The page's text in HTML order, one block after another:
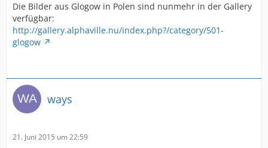
Die Bilder aus Glogow in Polen sind nunmehr in der Gallery
verfügbar:
http://gallery.alphaville.nu/index.php?/category/501-
glogow
ways
21. Juni 2015 um 22:59